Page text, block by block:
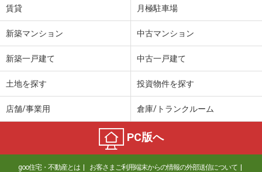
群馬県前橋市総社町総社
8.50万円
貸店舗（建物一部）
群馬県高崎市中泉町
71.50万円
住 所
群馬県高崎市中泉町
物件種別 貸店舗・事務所
賃貸 月極駐車場
新築マンション 中古マンション
新築一戸建て 中古一戸建て
土地を探す 投資物件を探す
店舗/事業用 倉庫/トランクルーム
PC版へ
goo住宅・不動産とは お客さまご利用端末からの情報の外部送信について